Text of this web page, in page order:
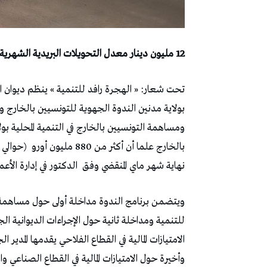
12 مليون دينار معدل التحويلات البريدية الشهرية فقط دون البنكية للمهاجرين أصيلي ولاية مدنين
بولاية مدنين الندوة الجهوية للتونسيين
ومساهمة التونسيين بالخارج في التنمية المحلية
بالخارج علما أن أكثر من 880 مليون أورو
نهاية شهر ماي المنقضي وفق الدكتور في إدارة
ويتضمن برنامج الندوة مداخلة أولى حول مساهمة
للتنمية ومداخلة ثانية حول الإجراءات الديوانية
الامتيازات المالية في القطاع الفلاحي يقدمها
وأخيرة حول الامتيازات المالية في القطاع